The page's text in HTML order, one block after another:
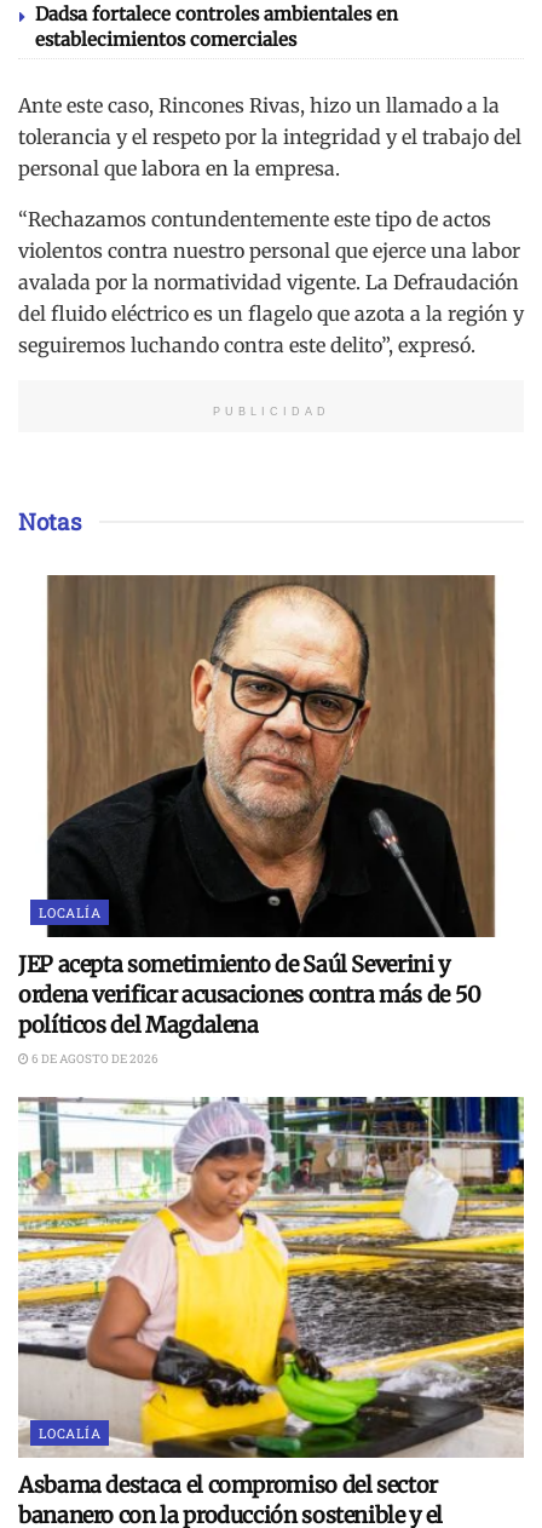
Dadsa fortalece controles ambientales en
establecimientos comerciales
Ante este caso, Rincones Rivas, hizo un llamado a la
tolerancia y el respeto por la integridad y el trabajo del
personal que labora en la empresa.
“Rechazamos contundentemente este tipo de actos
violentos contra nuestro personal que ejerce una labor
avalada por la normatividad vigente. La Defraudación
del fluido eléctrico es un flagelo que azota a la región y
seguiremos luchando contra este delito”, expresó.
PUBLICIDAD
Notas
LOCALÍA
JEP acepta sometimiento de Saúl Severini y
ordena verificar acusaciones contra más de 50
políticos del Magdalena
6 DE AGOSTO DE 2026
LOCALÍA
Asbama destaca el compromiso del sector
bananero con la producción sostenible y el